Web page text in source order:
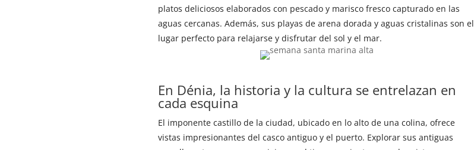
platos deliciosos elaborados con pescado y marisco fresco capturado en las
aguas cercanas. Además, sus playas de arena dorada y aguas cristalinas son el
lugar perfecto para relajarse y disfrutar del sol y el mar.
En Dénia, la historia y la cultura se entrelazan en
cada esquina
El imponente castillo de la ciudad, ubicado en lo alto de una colina, ofrece
vistas impresionantes del casco antiguo y el puerto. Explorar sus antiguas